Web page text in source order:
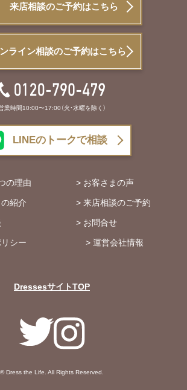
来店相談のご予約はこちら
ライン相談のご予約はこちら
業時間10:00〜17:00（火・水曜を除く）
LINEのトークで相談
の理由 お客さまの声
紹介 来店相談のご予約
お問合せ
シー 運営会社情報
DressesサイトTOP
© Dress the Life. All Rights Reserved.